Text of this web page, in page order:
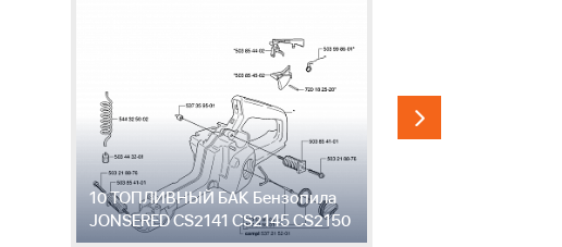
10 ТОПЛИВНЫЙ БАК Бензопила
JONSERED CS2141 CS2145 CS2150